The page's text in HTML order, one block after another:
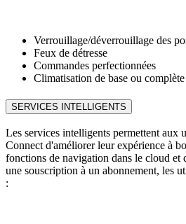
Verrouillage/déverrouillage des
Feux de détresse
Commandes perfectionnées
Climatisation de base ou complète
SERVICES INTELLIGENTS
Les services intelligents permettent aux
Connect d'améliorer leur expérience à
fonctions de navigation dans le cloud et
une souscription à un abonnement, les
: